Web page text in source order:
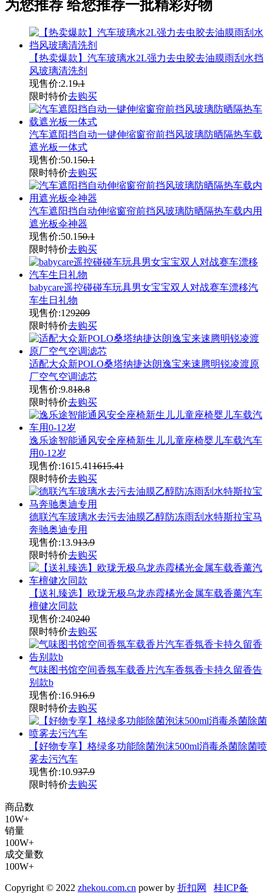
为您推荐 给您推荐一批精彩好物
【热卖爆款】汽车玻璃水2L强力去虫胶去油膜雨刮水挡
风玻璃清洗剂
现售价:2.19.1
限时特价去购买
汽车遮阳挡自动一键伸缩窗帘前挡风玻璃防晒隔热车载
遮光板一体式
现售价:50.150.1
限时特价去购买
汽车遮阳挡自动伸缩窗帘前挡风玻璃防晒隔热车载内用
遮光板伞神器
现售价:50.150.1
限时特价去购买
babycare遥控碰碰车玩具男女宝宝双人对战赛车漂移汽
车生日礼物
现售价:129209
限时特价去购买
适配大众新POLO桑塔纳捷达朗逸宝来速腾明锐凌渡原
厂空气空调滤芯
现售价:9.818.8
限时特价去购买
逸乐途智能通风安全座椅新生儿儿童座椅婴儿车载汽车
用0-12岁
现售价:1615.411615.41
限时特价去购买
德联汽车玻璃水去污去油膜乙醇防冻雨刮水特斯拉宝马
奔驰奥迪专用
现售价:13.913.9
限时特价去购买
【送礼臻选】欧珑无极乌龙赤霞橘光金属车载香薰汽车
檀健次同款
现售价:240240
限时特价去购买
气味图书馆空间香氛车载香片汽车香氛香卡持久留香告
别款b
现售价:16.916.9
限时特价去购买
【好物专享】格绿多功能除菌泡沫500ml消毒杀菌除菌喷
雾去污汽车
现售价:10.937.9
限时特价去购买
商品数
10W+
销量
100W+
成交量数
100W+
Copyright © 2022 zhekou.com.cn power by 折扣网 桂ICP备